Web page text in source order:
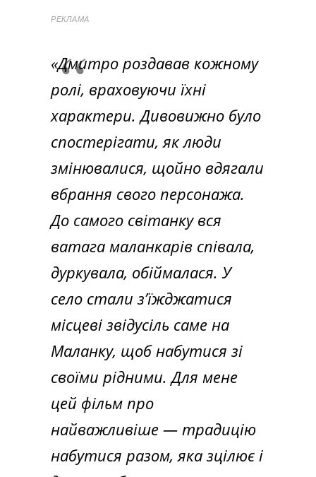
РЕКЛАМА
«Дмитро роздавав кожному
ролі, враховуючи їхні
характери. Дивовижно було
спостерігати, як люди
змінювалися, щойно вдягали
вбрання свого персонажа.
До самого світанку вся
ватага маланкарів співала,
дуркувала, обіймалася. У
село стали зʼїжджатися
місцеві звідусіль саме на
Маланку, щоб набутися зі
своїми рідними. Для мене
цей фільм про
найважливіше — традицію
набутися разом, яка зцілює і